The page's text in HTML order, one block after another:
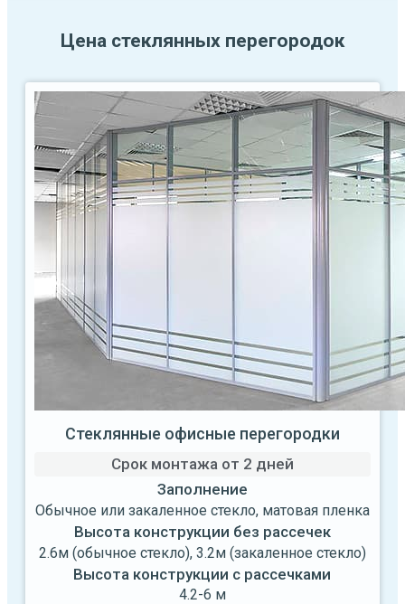
Цена стеклянных перегородок
Стеклянные офисные перегородки
Срок монтажа от 2 дней
Заполнение
Обычное или закаленное стекло, матовая пленка
Высота конструкции без рассечек
2.6м (обычное стекло), 3.2м (закаленное стекло)
Высота конструкции с рассечками
4.2-6 м